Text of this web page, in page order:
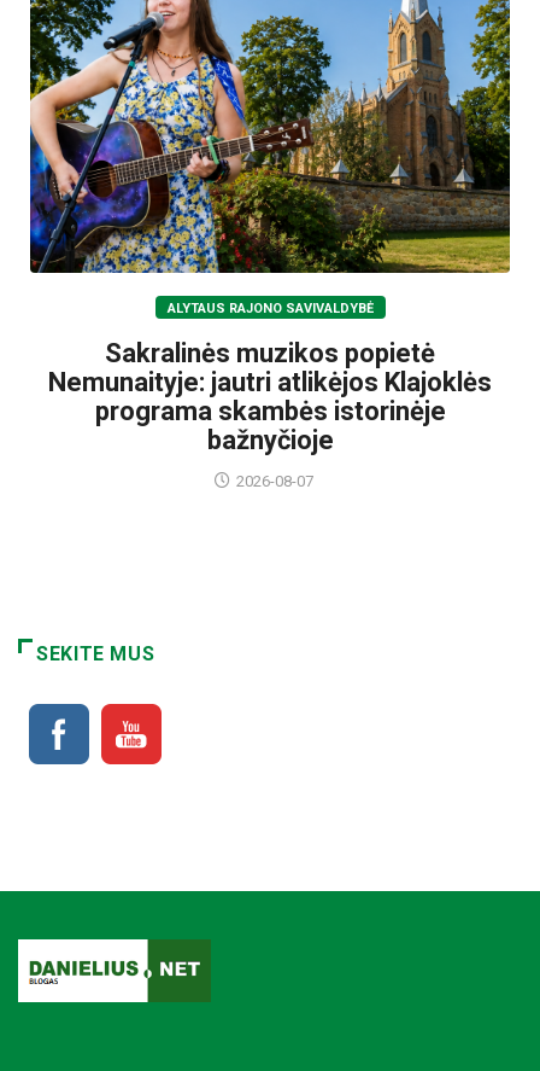
ALYTAUS RAJONO SAVIVALDYBĖ
Sakralinės muzikos popietė
Nemunaityje: jautri atlikėjos Klajoklės
programa skambės istorinėje
bažnyčioje
2026-08-07
SEKITE MUS